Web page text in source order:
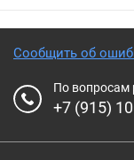
Сообщить об
По
+7 (915)